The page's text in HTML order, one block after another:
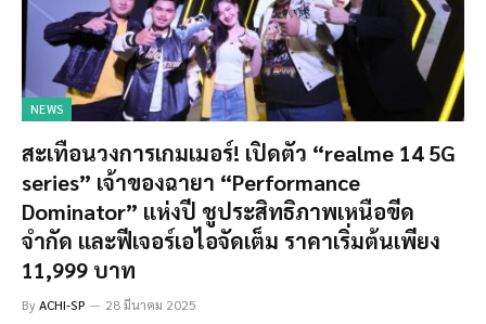
NEWS
สะเทือนวงการเกมเมอร์! เปิดตัว “realme 14 5G
series” เจ้าของฉายา “Performance
Dominator” แห่งปี ชูประสิทธิภาพเหนือขีด
จำกัด และฟีเจอร์เอไอจัดเต็ม ราคาเริ่มต้นเพียง
11,999 บาท
ByACHI-SP 28 มีนาคม 2025